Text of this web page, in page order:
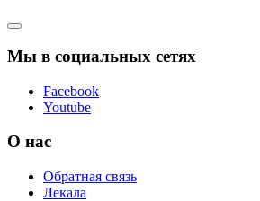
Мы в социальных сетях
Facebook
Youtube
О нас
Обратная связь
Лекала